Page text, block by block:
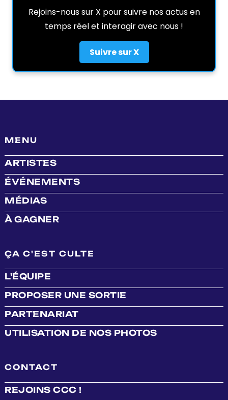
Rejoins-nous sur X pour suivre nos actus en
temps réel et interagir avec nous !
Suivre sur X
MENU
ARTISTES
ÉVÉNEMENTS
MÉDIAS
À GAGNER
ÇA C'EST CULTE
L'ÉQUIPE
PROPOSER UNE SORTIE
PARTENARIAT
UTILISATION DE NOS PHOTOS
CONTACT
REJOINS CCC !